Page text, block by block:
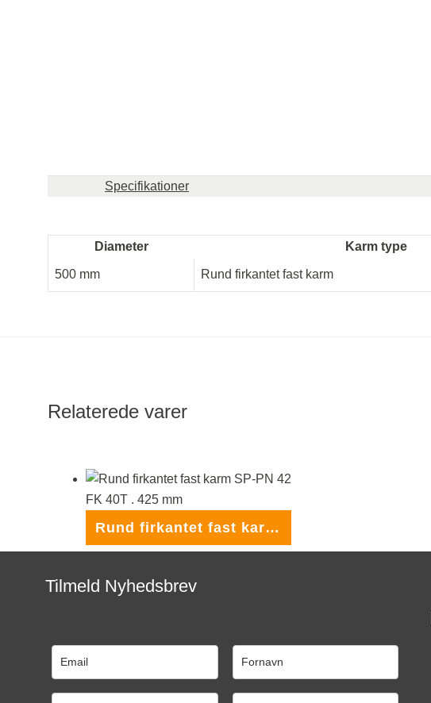
Specifikationer
Diameter Karm type
500 mm Rund firkantet fast karm
Relaterede varer
Rund firkantet fast karm SP-PN 42 FK 40T . 425 mm
Tilmeld Nyhedsbrev